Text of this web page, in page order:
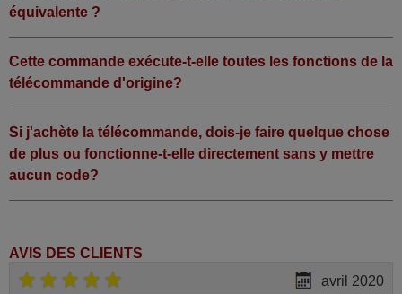
équivalente ?
Cette commande exécute-t-elle toutes les fonctions de la
télécommande d'origine?
Si j'achète la télécommande, dois-je faire quelque chose
de plus ou fonctionne-t-elle directement sans y mettre
aucun code?
AVIS DES CLIENTS
avril 2020